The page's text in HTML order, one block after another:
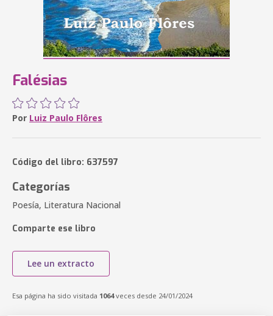
Falésias
Por Luiz Paulo Flôres
Código del libro: 637597
Categorías
Poesía, Literatura Nacional
Comparte ese libro
Lee un extracto
Esa página ha sido visitada 1064veces desde 24/01/2024